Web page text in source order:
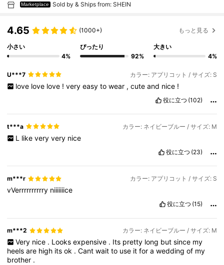
Marketplace Sold by & Ships from: SHEIN
4.65 (1000+) もっと見る
小さい
4%
ぴったり
92%
大きい
4%
U***7 カラー: アプリコット / サイズ: S
love love love ! very easy to wear , cute and nice !
役に立つ (102)
t***a カラー: ネイビーブルー / サイズ: M
L like very very nice
役に立つ (23)
m***r カラー: アプリコット / サイズ: S
vVerrrrrrrrrry niiiiiiice
役に立つ (15)
m***2 カラー: ネイビーブルー / サイズ: M
Very nice . Looks expensive . Its pretty long but since my
heelsare high itsok .Cantwaitto use itforaweddingof my
brother .